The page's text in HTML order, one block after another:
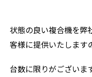
状態の良い複合機を弊
客様に提供いたします
台数に限りがございま